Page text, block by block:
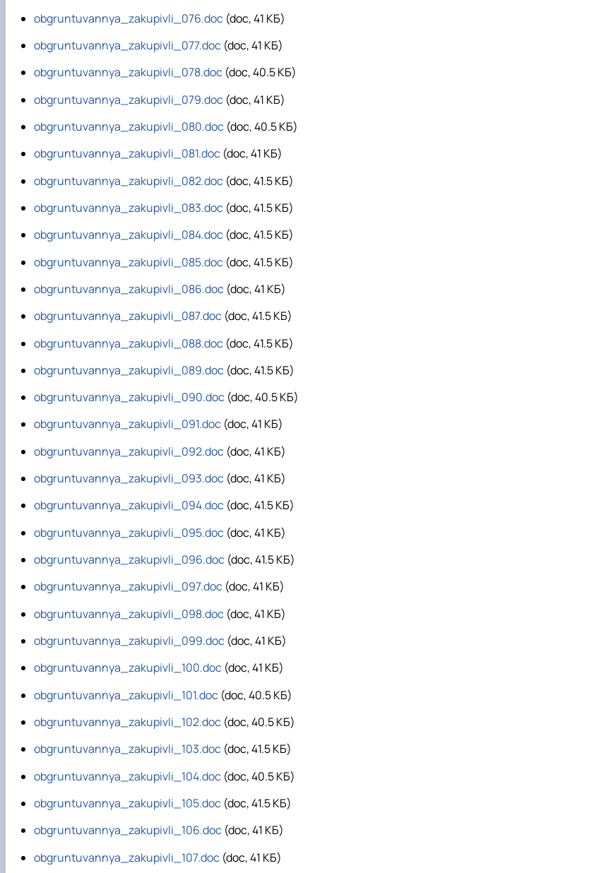
obgruntuvannya_zakupivli_076.doc (doc, 41 КБ)
obgruntuvannya_zakupivli_077.doc (doc, 41 КБ)
obgruntuvannya_zakupivli_078.doc (doc, 40.5 КБ)
obgruntuvannya_zakupivli_079.doc (doc, 41 КБ)
obgruntuvannya_zakupivli_080.doc (doc, 40.5 КБ)
obgruntuvannya_zakupivli_081.doc (doc, 41 КБ)
obgruntuvannya_zakupivli_082.doc (doc, 41.5 КБ)
obgruntuvannya_zakupivli_083.doc (doc, 41.5 КБ)
obgruntuvannya_zakupivli_084.doc (doc, 41.5 КБ)
obgruntuvannya_zakupivli_085.doc (doc, 41.5 КБ)
obgruntuvannya_zakupivli_086.doc (doc, 41 КБ)
obgruntuvannya_zakupivli_087.doc (doc, 41.5 КБ)
obgruntuvannya_zakupivli_088.doc (doc, 41.5 КБ)
obgruntuvannya_zakupivli_089.doc (doc, 41.5 КБ)
obgruntuvannya_zakupivli_090.doc (doc, 40.5 КБ)
obgruntuvannya_zakupivli_091.doc (doc, 41 КБ)
obgruntuvannya_zakupivli_092.doc (doc, 41 КБ)
obgruntuvannya_zakupivli_093.doc (doc, 41 КБ)
obgruntuvannya_zakupivli_094.doc (doc, 41.5 КБ)
obgruntuvannya_zakupivli_095.doc (doc, 41 КБ)
obgruntuvannya_zakupivli_096.doc (doc, 41.5 КБ)
obgruntuvannya_zakupivli_097.doc (doc, 41 КБ)
obgruntuvannya_zakupivli_098.doc (doc, 41 КБ)
obgruntuvannya_zakupivli_099.doc (doc, 41 КБ)
obgruntuvannya_zakupivli_100.doc (doc, 41 КБ)
obgruntuvannya_zakupivli_101.doc (doc, 40.5 КБ)
obgruntuvannya_zakupivli_102.doc (doc, 40.5 КБ)
obgruntuvannya_zakupivli_103.doc (doc, 41.5 КБ)
obgruntuvannya_zakupivli_104.doc (doc, 40.5 КБ)
obgruntuvannya_zakupivli_105.doc (doc, 41.5 КБ)
obgruntuvannya_zakupivli_106.doc (doc, 41 КБ)
obgruntuvannya_zakupivli_107.doc (doc, 41 КБ)